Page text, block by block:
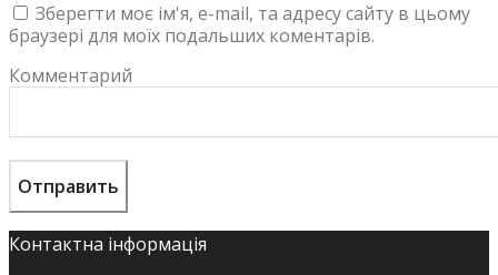
Зберегти моє ім'я, e-mail, та адресу сайту в цьому
браузері для моїх подальших коментарів.
Комментарий
Контактна інформація